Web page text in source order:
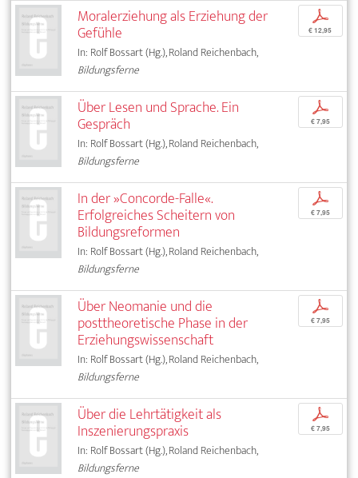
Moralerziehung als Erziehung der
Gefühle
In: Rolf Bossart (Hg.), Roland Reichenbach,
Bildungsferne
p
€ 12,95
Über Lesen und Sprache. Ein
Gespräch
In: Rolf Bossart (Hg.), Roland Reichenbach,
Bildungsferne
p
€ 7,95
In der »Concorde-Falle«.
Erfolgreiches Scheitern von
Bildungsreformen
In: Rolf Bossart (Hg.), Roland Reichenbach,
Bildungsferne
p
€ 7,95
Über Neomanie und die
posttheoretische Phase in der
Erziehungswissenschaft
In: Rolf Bossart (Hg.), Roland Reichenbach,
Bildungsferne
p
€ 7,95
Über die Lehrtätigkeit als
Inszenierungspraxis
In: Rolf Bossart (Hg.), Roland Reichenbach,
Bildungsferne
p
€ 7,95